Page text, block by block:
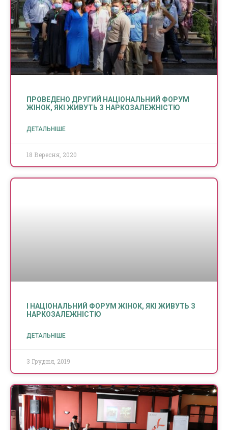
ПРОВЕДЕНО ДРУГИЙ НАЦІОНАЛЬНИЙ ФОРУМ
ЖІНОК, ЯКІ ЖИВУТЬ З НАРКОЗАЛЕЖНІСТЮ
ДЕТАЛЬНІШЕ
18 Вересня, 2020
І НАЦІОНАЛЬНИЙ ФОРУМ ЖІНОК, ЯКІ ЖИВУТЬ З
НАРКОЗАЛЕЖНІСТЮ
ДЕТАЛЬНІШЕ
3 Грудня, 2019